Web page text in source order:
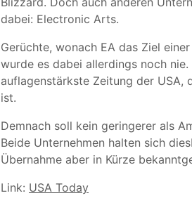
dabei: Electronic Arts.
Gerüchte, wonach EA das Ziel
wurde es dabei allerdings noch
auflagenstärkste Zeitung der USA,
ist.
Demnach soll kein geringerer als
Beide Unternehmen halten sich
Übernahme aber in Kürze
Link: USA Today